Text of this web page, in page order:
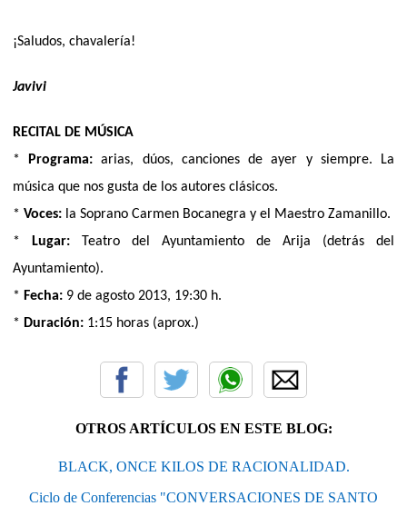
¡Saludos, chavalería!
Javivi
RECITAL DE MÚSICA
*
Programa: arias, dúos, canciones de ayer y siempre. La
música que nos gusta de los autores clásicos.
* Voces: la Soprano Carmen Bocanegra y el Maestro Zamanillo.
*
Lugar: Teatro del Ayuntamiento de Arija (detrás del
Ayuntamiento).
* Fecha: 9 de agosto 2013, 19:30 h.
* Duración: 1:15 horas (aprox.)
OTROS ARTÍCULOS EN ESTE BLOG:
BLACK, ONCE KILOS DE RACIONALIDAD.
Ciclo de Conferencias "CONVERSACIONES DE SANTO